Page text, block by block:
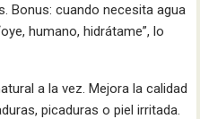
Bonus: cuando necesita agua
humano, hidrátame”, lo
a la vez. Mejora la calidad
picaduras o piel irritada.